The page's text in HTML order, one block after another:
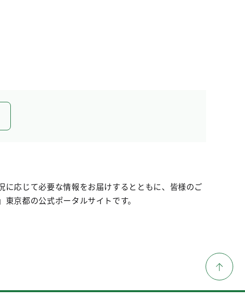
に応じて必要な情報をお届けするとともに、皆様のご
京都の公式ポータルサイトです。